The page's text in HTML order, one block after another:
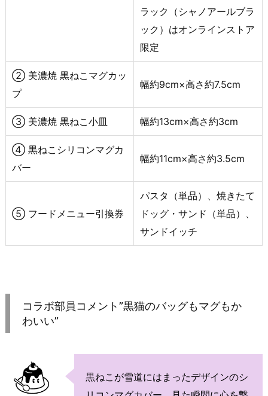
ラック（シャノアールブラ
ック）はオンラインストア
限定
② 美濃焼 黒ねこマグカッ
プ
幅約9cm×高さ約7.5cm
③ 美濃焼 黒ねこ小皿 幅約13cm×高さ約3cm
④ 黒ねこシリコンマグカ
バー
幅約11cm×高さ約3.5cm
⑤ フードメニュー引換券
パスタ（単品）、焼きたて
ドッグ・サンド（単品）、
サンドイッチ
コラボ部員コメント”黒猫のバッグもマグもか
わいい”
黒ねこが雪道にはまったデザインのシ